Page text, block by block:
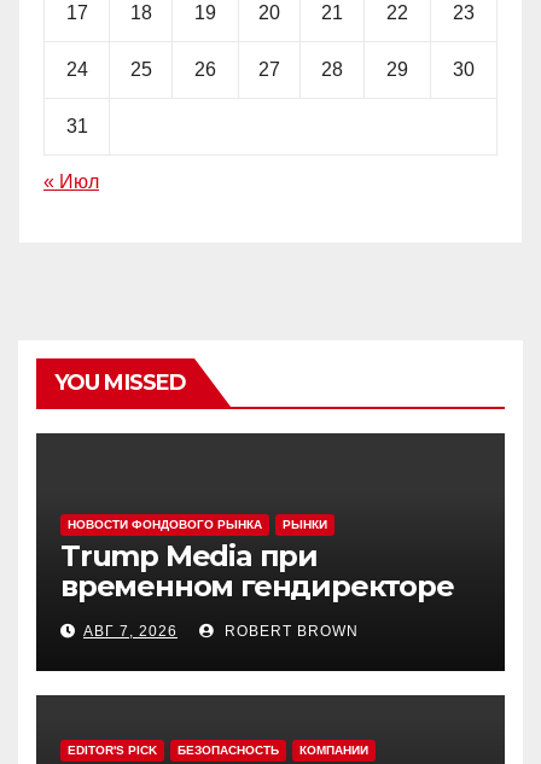
17 18 19 20 21 22 23
24 25 26 27 28 29 30
31
« Июл
YOU MISSED
НОВОСТИ ФОНДОВОГО РЫНКА РЫНКИ
Trump Media при
временном гендиректоре
МакГерне сократила число
сделок с криптовалютами
АВГ 7, 2026 ROBERT BROWN
EDITOR'S PICK БЕЗОПАСНОСТЬ КОМПАНИИ